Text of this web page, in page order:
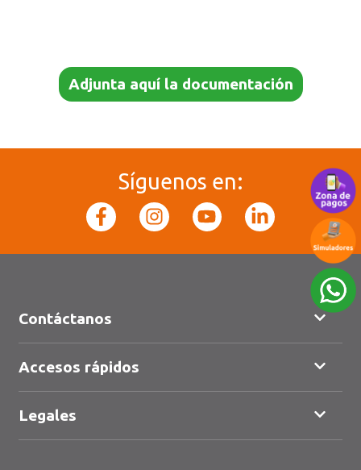
Adjunta aquí la documentación
Síguenos en:
Contáctanos
Accesos rápidos
Legales